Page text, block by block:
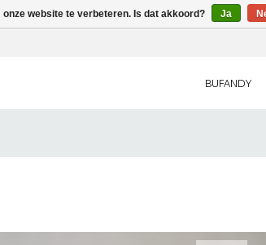
BUFANDY
website te verbeteren. Is dat akkoord? Ja